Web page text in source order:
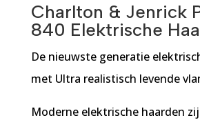
Charlton & Jenrick
840 Elektrische
De nieuwste generatie
met Ultra realistisch levende
Moderne elektrische haarden